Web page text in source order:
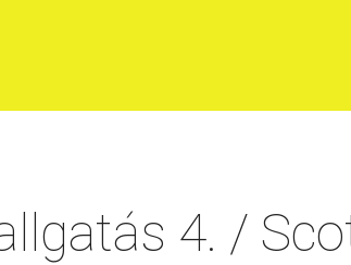
4. /